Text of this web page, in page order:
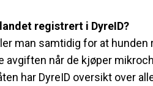
registrert i DyreID?
man samtidig for at
avgiften når de kjøper
har DyreID oversikt over